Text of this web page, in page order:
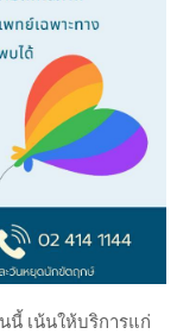
นี้ เน้นให้บริการแก่